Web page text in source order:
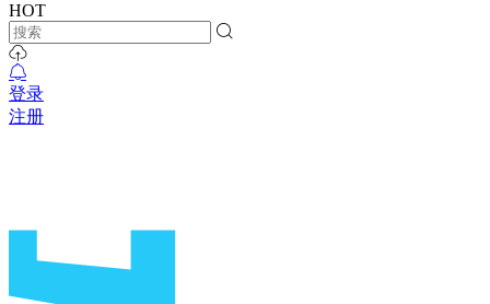
HOT
登录
注册